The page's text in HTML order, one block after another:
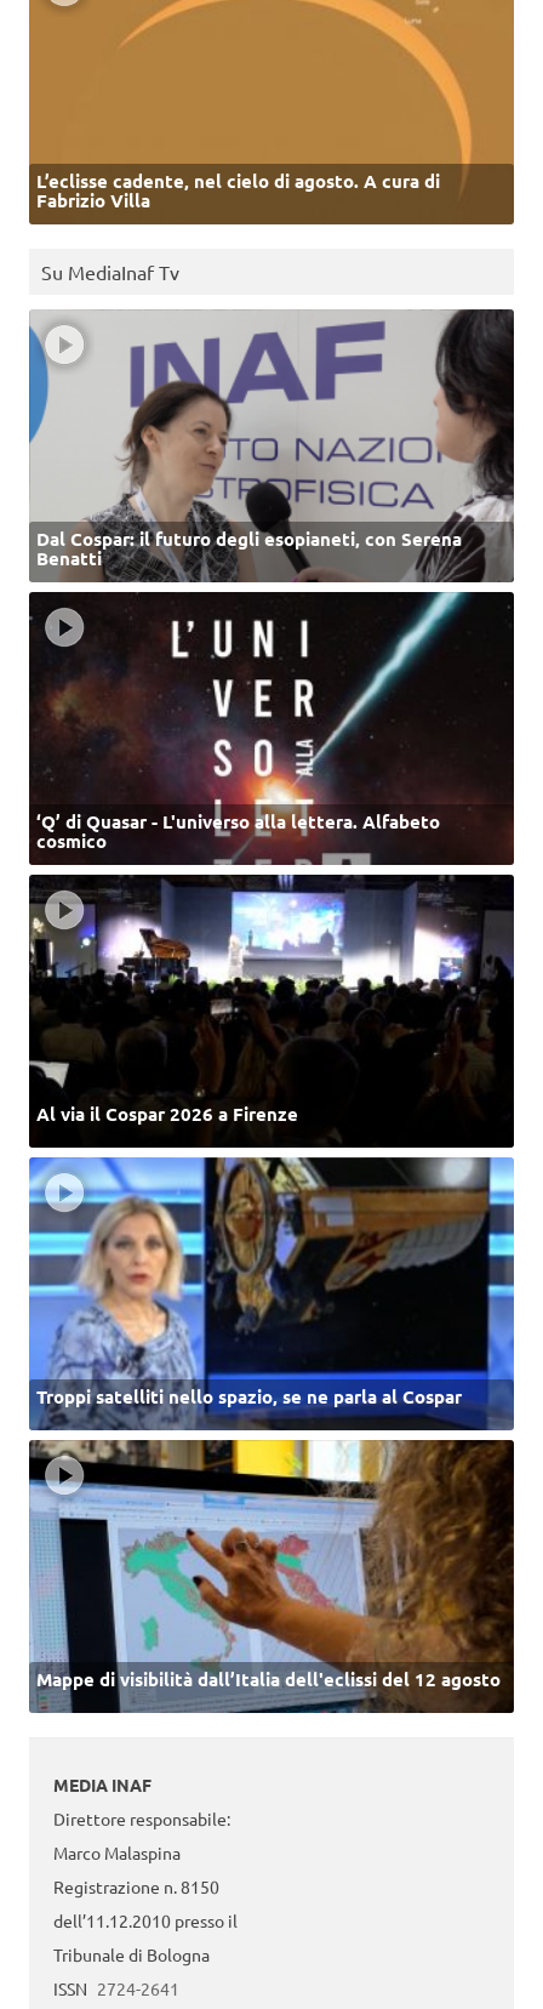
L’eclisse cadente, nel cielo di agosto. A cura di
Fabrizio Villa
Su MediaInaf Tv
Dal Cospar: il futuro degli esopianeti, con Serena
Benatti
‘Q’ di Quasar - L'universo alla lettera. Alfabeto
cosmico
Al via il Cospar 2026 a Firenze
Troppi satelliti nello spazio, se ne parla al Cospar
Mappe di visibilità dall’Italia dell'eclissi del 12 agosto
MEDIA INAF
Direttore responsabile:
Marco Malaspina
Registrazione n. 8150
dell’11.12.2010 presso il
Tribunale di Bologna
ISSN 2724-2641